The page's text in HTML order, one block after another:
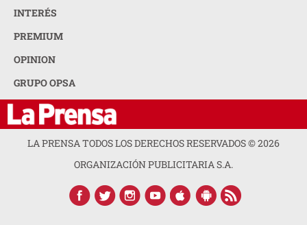
INTERÉS
PREMIUM
OPINION
GRUPO OPSA
LA PRENSA TODOS LOS DERECHOS RESERVADOS ©2026
ORGANIZACIÓN PUBLICITARIA S.A.